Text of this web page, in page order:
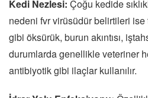
Kedi Nezlesi: Çoğu kedide
nedeni fvr virüsüdür belirtileri ise
gibi öksürük, burun akıntısı,
durumlarda genellikle veteriner
antibiyotik gibi ilaçlar kullanılır.